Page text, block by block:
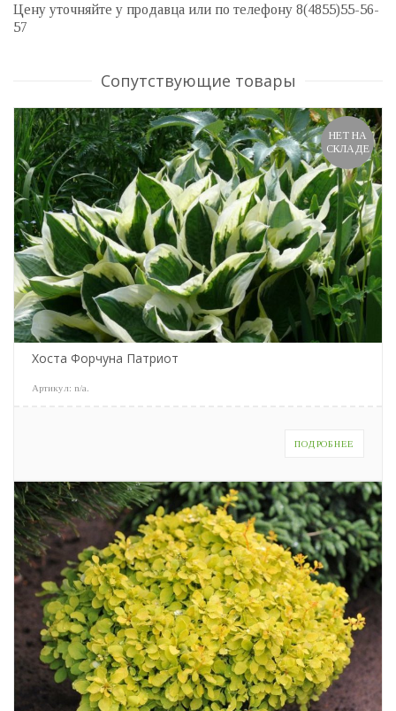
Цену уточняйте у продавца или по телефону 8(4855)55-56-
57
Сопутствующие товары
НЕТ НА
СКЛАДЕ
Хоста Форчуна Патриот
Артикул: n/a
ПОДРОБНЕЕ